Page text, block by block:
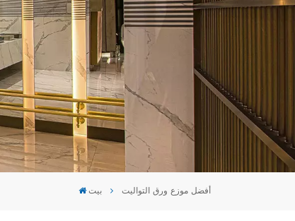
Français
Español
عربي
بيت أفضل موزع ورق التواليت